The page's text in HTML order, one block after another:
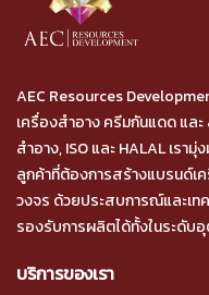
AEC Resources
เครื่องสำอาง ครีมกันแดด แล
สำอาง, ISO และ HALAL เ
ลูกค้าที่ต้องการสร้างแบรนด์
วงจร ด้วยประสบการณ์และเท
รองรับการผลิตได้ทั้งในระดับ
บริการของเรา